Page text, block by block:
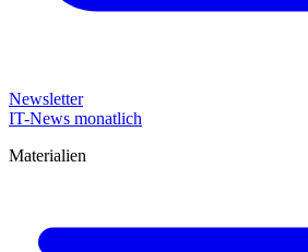
Newsletter
IT-News monatlich
Materialien